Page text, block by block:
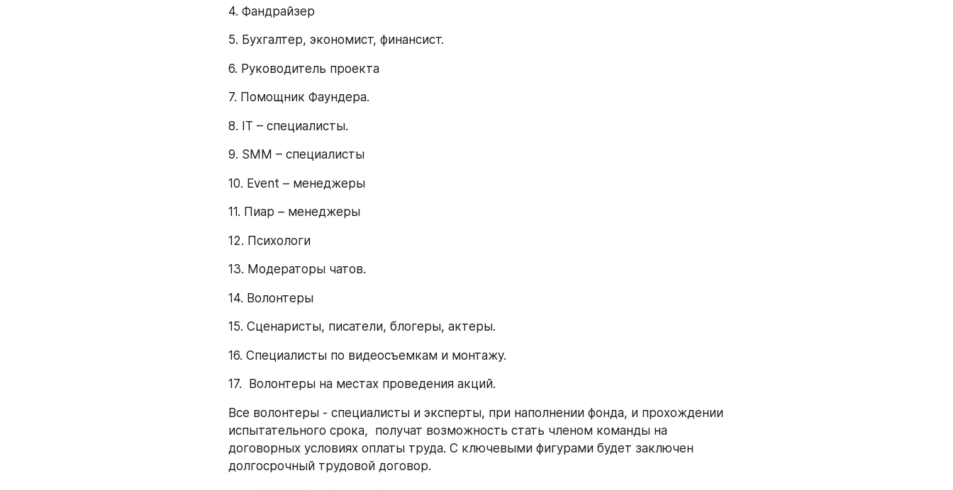
4. Фандрайзер
5. Бухгалтер, экономист, финансист.
6. Руководитель проекта
7. Помощник Фаундера.
8. IT – специалисты.
9. SMM – специалисты
10. Event – менеджеры
11. Пиар – менеджеры
12. Психологи
13. Модераторы чатов.
14. Волонтеры
15. Сценаристы, писатели, блогеры, актеры.
16. Специалисты по видеосъемкам и монтажу.
17.  Волонтеры на местах проведения акций.
Все волонтеры - специалисты и эксперты, при наполнении фонда, и прохождении
испытательного срока,  получат возможность стать членом команды на
договорных условиях оплаты труда. С ключевыми фигурами будет заключен
долгосрочный трудовой договор.